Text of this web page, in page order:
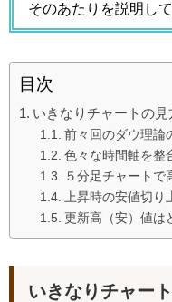
そのあたりを説明して
目次
いきなりチャートの
前々回のダウ理論
色々な時間軸を整
５分足チャートで
上昇時の安値切
更新高（安）値は
いきなりチャー